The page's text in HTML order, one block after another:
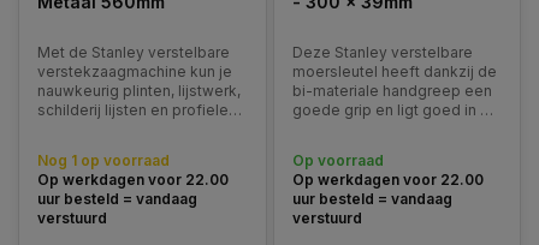
Met de Stanley verstelbare
verstekzaagmachine kun je
nauwkeurig plinten, lijstwerk,
schilderij lijsten en profielen
Nog 1 op voorraad
Op werkdagen voor 22.00
uur besteld = vandaag
verstuurd
Deze Stanley verstelbare
moersleutel heeft dankzij de
bi-materiale handgreep een
goede grip en ligt goed in de
Op voorraad
Op werkdagen voor 22.00
uur besteld = vandaag
verstuurd